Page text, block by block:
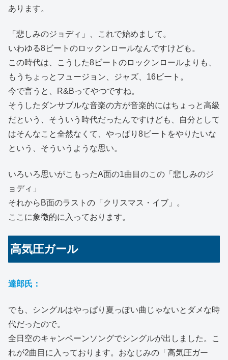
あります。
「悲しみのジョディ」、これで始めまして。
いわゆる8ビートのロックンロールなんですけども。
この時代は、こうした8ビートのロックンロールよりも、
もうちょっとフュージョン、ジャズ、16ビート。
今で言うと、R&Bってやつですね。
そうしたダンサブルな音楽の方が音楽的にはちょっと高級
だという、そういう時代だったんですけども、自分として
はそんなこと全然なくて、やっぱり8ビートをやりたいな
という、そういうような思い。
いろいろ思いがこもったA面の1曲目のこの「悲しみのジ
ョディ」
それからB面のラストの「クリスマス・イブ」。
ここに象徴的に入っております。
高気圧ガール
達郎氏：
でも、シングルはやっぱり夏っぽい曲じゃないとダメな時
代だったので。
全日空のキャンペーンソングでシングルが出しました。こ
れが2曲目に入っております。おなじみの「高気圧ガー